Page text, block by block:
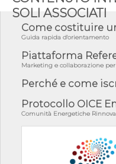
SOLI ASSOCIATI
Come costituire
Guida rapida d'orientamento
Piattaforma
Marketing e collaborazione per
Perché e come
Protocollo OICE
Comunità Energetiche